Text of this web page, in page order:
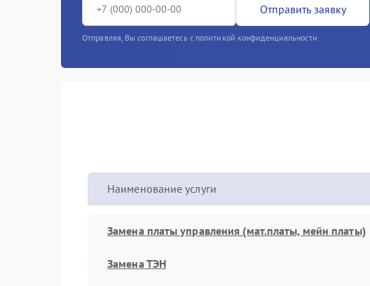
Отправить заявку
Отправляя, Вы соглашаетесь с политикой конфиденциальности
Наименование услуги
Замена платы управления (мат.платы, мейн платы)
Замена ТЭН